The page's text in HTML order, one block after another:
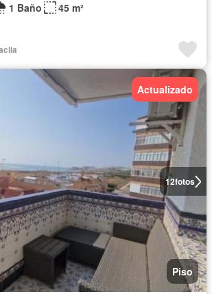
1 Baño
45 m²
12fotos
Actualizado
Piso